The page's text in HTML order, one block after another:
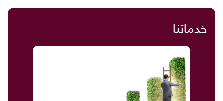
خدماتنا